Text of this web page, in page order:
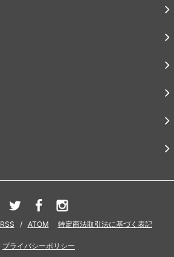
RSS / ATOM 特定商法取引法に基づく表記
プライバシーポリシー